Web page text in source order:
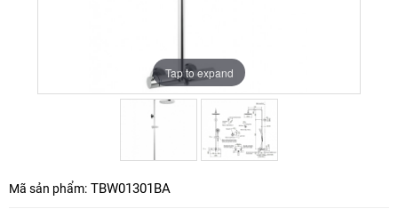
Tap to expand
Tap to expand
Mã sản phẩm: TBW01301BA